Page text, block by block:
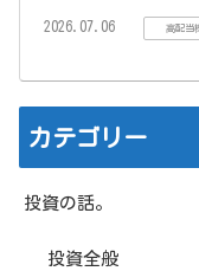
2026.07.06 高配当
カテゴリー
投資の話。
投資全般